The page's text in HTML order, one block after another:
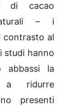
cacao
– i
contrasto al
studi hanno
abbassi la
a ridurre
presenti